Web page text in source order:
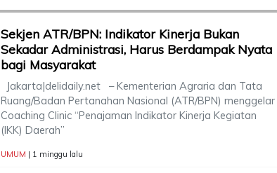
Sekjen ATR/BPN: Indikator Kinerja Bukan
Sekadar Administrasi, Harus Berdampak Nyata
bagi Masyarakat
Jakarta|delidaily.net – Kementerian Agraria dan Tata
Ruang/Badan Pertanahan Nasional (ATR/BPN) menggelar
Coaching Clinic “Penajaman Indikator Kinerja Kegiatan
(IKK) Daerah”
UMUM | 1 minggu lalu